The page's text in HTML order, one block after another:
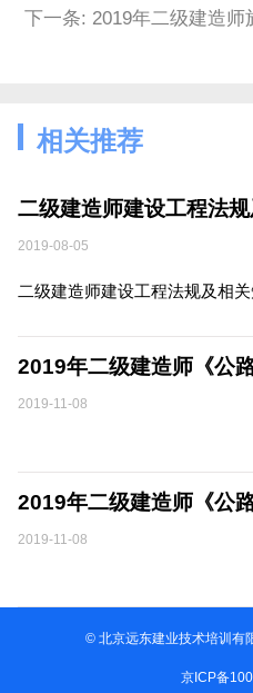
下一条: 2019年二级建造师
相关推荐
二级建造师建设工程法
2019-08-05
二级建造师建设工程法规及相
2019年二级建造师《公
2019-11-08
2019年二级建造师《公
2019-11-08
© 北京远东建业技术培训有
京ICP备